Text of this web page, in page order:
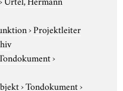
›Projektleiter
›
›Tondokument›